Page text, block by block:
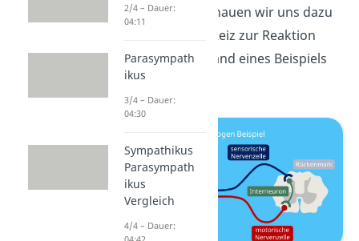
eigentlich ab? Schauen wir uns dazu
den Ablauf vom Reiz zur Reaktion
schrittweise anhand eines Beispiels
an:
2/4 – Dauer:
04:11
Parasympath
ikus
3/4 – Dauer:
04:30
Sympathikus
Parasympath
ikus
Vergleich
4/4 – Dauer: